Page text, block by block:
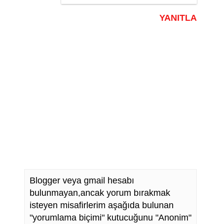
YANITLA
Blogger veya gmail hesabı
bulunmayan,ancak yorum bırakmak
isteyen misafirlerim aşağıda bulunan
"yorumlama biçimi" kutucuğunu "Anonim"